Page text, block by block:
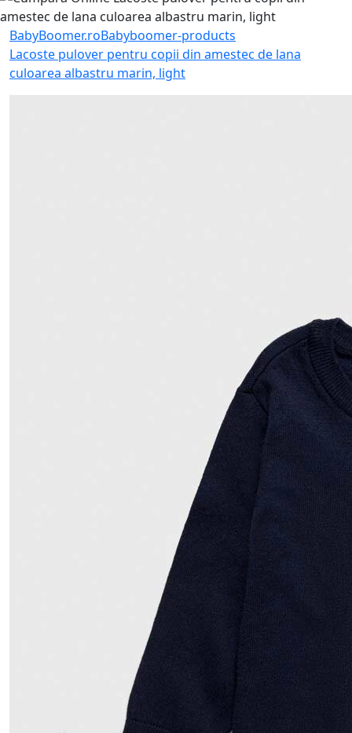
BabyBoomer.roBabyboomer-products
Lacoste pulover pentru copii din amestec de lana
culoarea albastru marin, light